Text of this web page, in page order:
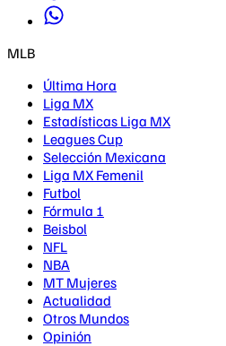
MLB
Última Hora
Liga MX
Estadísticas Liga MX
Leagues Cup
Selección Mexicana
Liga MX Femenil
Futbol
Fórmula 1
Beisbol
NFL
NBA
MT Mujeres
Actualidad
Otros Mundos
Opinión